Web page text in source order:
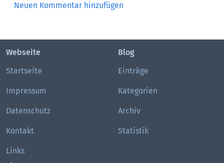
Neuen Kommentar hinzufügen
Webseite
Startseite
Impressum
Datenschutz
Kontakt
Links
Blog
Einträge
Kategorien
Archiv
Statistik